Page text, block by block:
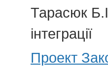
Тарасюк
інтеграції
Проект